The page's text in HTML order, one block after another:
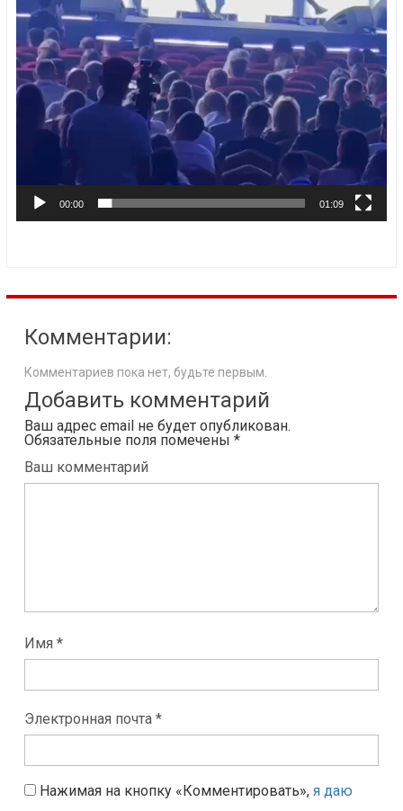
00:00 01:09
Комментарии:
Комментариев пока нет, будьте первым.
Добавить комментарий
Ваш адрес email не будет опубликован.
Обязательные поля помечены *
Ваш комментарий
Имя *
Электронная почта *
Нажимая на кнопку «Комментировать», я даю